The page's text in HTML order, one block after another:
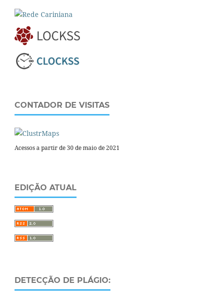
CONTADOR DE VISITAS
Acessos a partir de 30 de maio de 2021
EDIÇÃO ATUAL
DETECÇÃO DE PLÁGIO: